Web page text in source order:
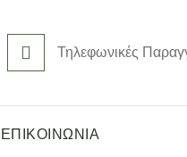
Τηλεφωνικές
ΕΠΙΚΟΙΝΩΝΙΑ